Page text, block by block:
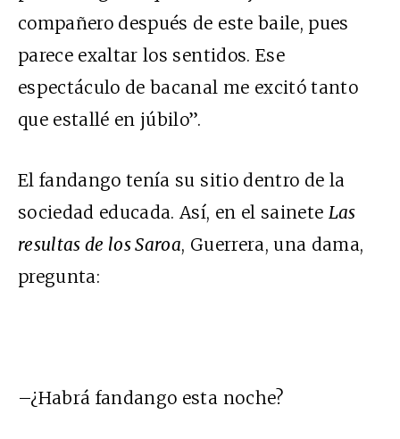
compañero después de este baile, pues
parece exaltar los sentidos. Ese
espectáculo de bacanal me excitó tanto
que estallé en júbilo”.
El fandango tenía su sitio dentro de la
sociedad educada. Así, en el sainete Las
resultas de los Saroa, Guerrera, una dama,
pregunta:
–¿Habrá fandango esta noche?